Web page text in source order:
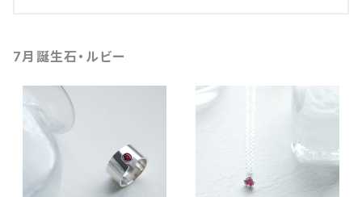
7月誕生石・ルビー